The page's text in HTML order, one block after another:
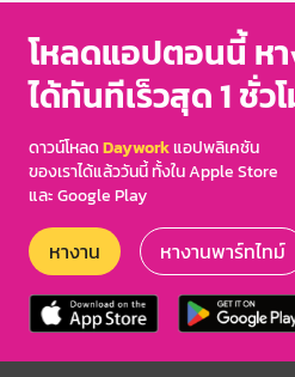
โหลดแอปตอนนี้ ห
ได้ทันทีเร็วสุด 1 ชั่ว
ดาวน์โหลดDayworkแอปพลิเคชัน
ของเราได้แล้ววันนี้ ทั้งใน Apple Store
และ Google Play
หางาน หางานพาร์ทไทม์